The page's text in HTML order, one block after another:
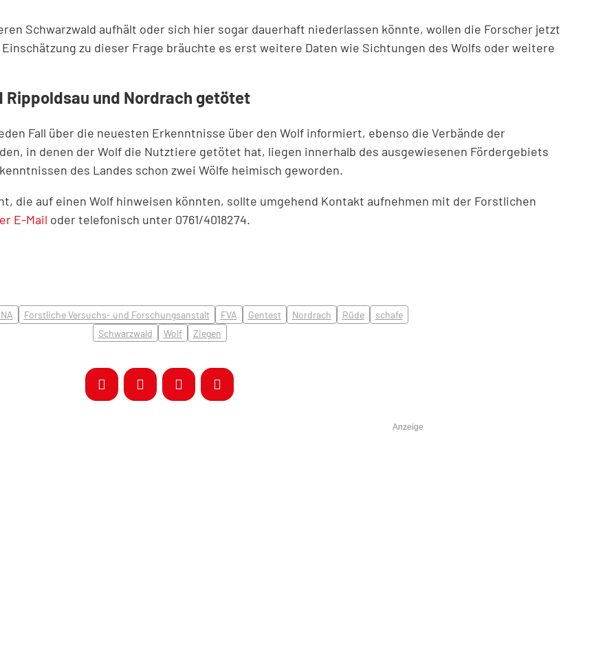
Schwarzwald aufhält oder sich hier sogar dauerhaft niederlassen könnte, wollen die Forscher jetzt
zu dieser Frage bräuchte es erst weitere Daten wie Sichtungen des Wolfs oder weitere
Rippoldsau und Nordrach getötet
Fall über die neuesten Erkenntnisse über den Wolf informiert, ebenso die Verbände der
in denen der Wolf die Nutztiere getötet hat, liegen innerhalb des ausgewiesenen Fördergebiets
des Landes schon zwei Wölfe heimisch geworden.
die auf einen Wolf hinweisen könnten, sollte umgehend Kontakt aufnehmen mit der Forstlichen
E-Mail oder telefonisch unter 0761/4018274.
Forstliche Versuchs- und Forschungsanstalt FVA Gentest Nordrach Rüde
schafe
Schwarzwald
Wolf Ziegen
Anzeige